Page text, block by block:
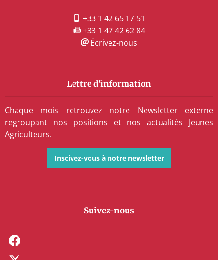
+33 1 42 65 17 51
+33 1 47 42 62 84
Écrivez-nous
Lettre d'information
Chaque mois retrouvez notre Newsletter externe
regroupant nos positions et nos actualités Jeunes
Agriculteurs.
Inscivez-vous à notre newsletter
Suivez-nous